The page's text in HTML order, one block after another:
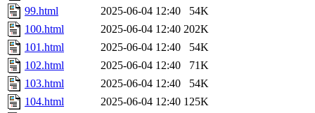
99.html
2025-06-04 12:40
54K
100.html
2025-06-04 12:40 202K
101.html
2025-06-04 12:40
54K
102.html
2025-06-04 12:40
71K
103.html
2025-06-04 12:40
54K
104.html
2025-06-04 12:40 125K